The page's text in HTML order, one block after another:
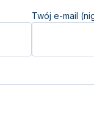
Twój e-mail